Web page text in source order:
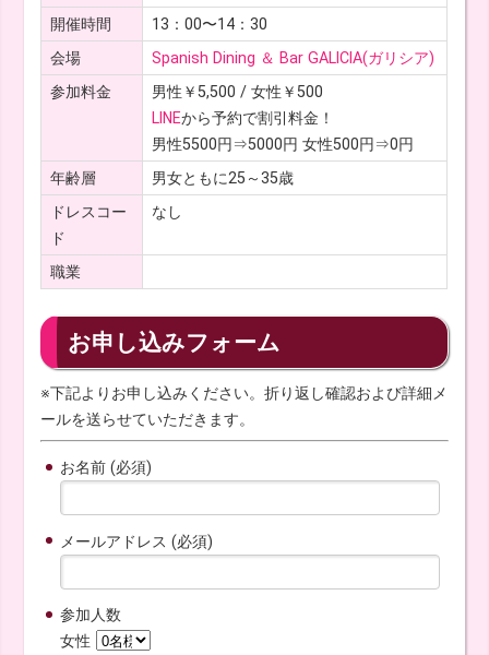
開催時間
13：00〜14：30
会場
Spanish Dining ＆ Bar GALICIA(ガリシア)
参加料金
男性￥5,500 / 女性￥500
LINEから予約で割引料金！
男性5500円⇒5000円 女性500円⇒0円
年齢層
男女ともに25～35歳
ドレスコー
ド
なし
職業
お申し込みフォーム
※下記よりお申し込みください。折り返し確認および詳細メ
ールを送らせていただきます。
お名前 (必須)
メールアドレス (必須)
参加人数
女性